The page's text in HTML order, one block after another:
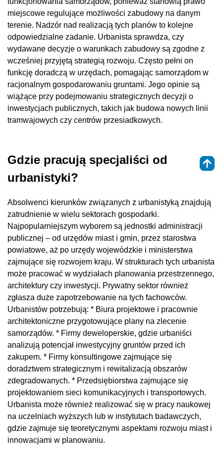
miejscowe regulujące możliwości zabudowy na danym
terenie. Nadzór nad realizacją tych planów to kolejne
odpowiedzialne zadanie. Urbanista sprawdza, czy
wydawane decyzje o warunkach zabudowy są zgodne z
wcześniej przyjętą strategią rozwoju. Często pełni on
funkcję doradczą w urzędach, pomagając samorządom w
racjonalnym gospodarowaniu gruntami. Jego opinie są
wiążące przy podejmowaniu strategicznych decyzji o
inwestycjach publicznych, takich jak budowa nowych linii
tramwajowych czy centrów przesiadkowych.
Gdzie pracują specjaliści od
urbanistyki?
Absolwenci kierunków związanych z urbanistyką znajdują
zatrudnienie w wielu sektorach gospodarki.
Najpopularniejszym wyborem są jednostki administracji
publicznej – od urzędów miast i gmin, przez starostwa
powiatowe, aż po urzędy wojewódzkie i ministerstwa
zajmujące się rozwojem kraju. W strukturach tych urbanista
może pracować w wydziałach planowania przestrzennego,
architektury czy inwestycji. Prywatny sektor również
zgłasza duże zapotrzebowanie na tych fachowców.
Urbanistów potrzebują: * Biura projektowe i pracownie
architektoniczne przygotowujące plany na zlecenie
samorządów. * Firmy deweloperskie, gdzie urbaniści
analizują potencjał inwestycyjny gruntów przed ich
zakupem. * Firmy konsultingowe zajmujące się
doradztwem strategicznym i rewitalizacją obszarów
zdegradowanych. * Przedsiębiorstwa zajmujące się
projektowaniem sieci komunikacyjnych i transportowych.
Urbanista może również realizować się w pracy naukowej
na uczelniach wyższych lub w instytutach badawczych,
gdzie zajmuje się teoretycznymi aspektami rozwoju miast i
innowacjami w planowaniu.